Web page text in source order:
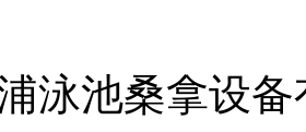
泳池桑拿设